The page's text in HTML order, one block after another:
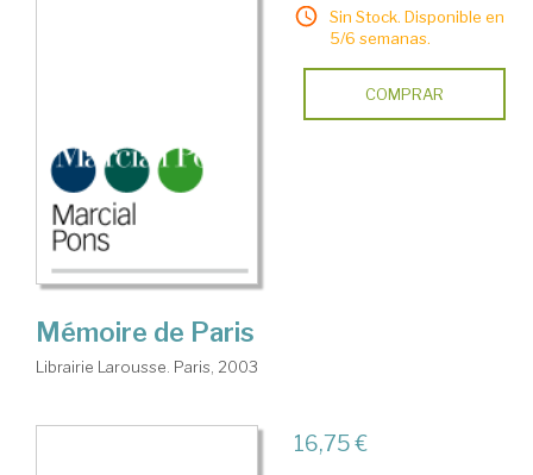
Sin Stock. Disponible en
5/6 semanas.
COMPRAR
Mémoire de Paris
Librairie Larousse. Paris, 2003
16,75 €